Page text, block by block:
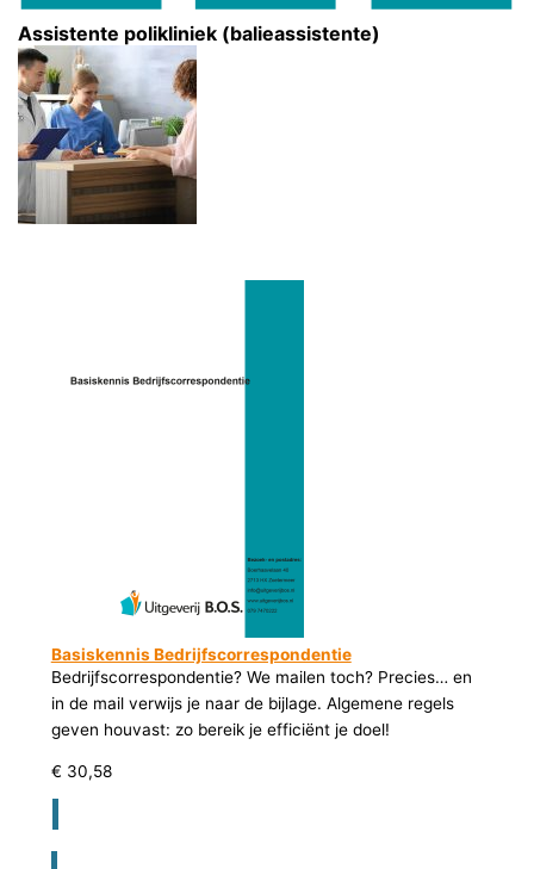
Assistente polikliniek (balieassistente)
Basiskennis Bedrijfscorrespondentie
Bedrijfscorrespondentie? We mailen toch? Precies… en
in de mail verwijs je naar de bijlage. Algemene regels
geven houvast: zo bereik je efficiënt je doel!
€ 30,58